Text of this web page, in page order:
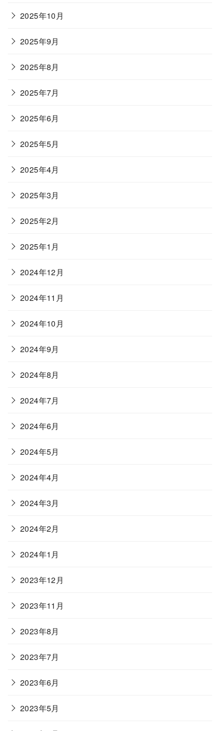
2025年10月
2025年9月
2025年8月
2025年7月
2025年6月
2025年5月
2025年4月
2025年3月
2025年2月
2025年1月
2024年12月
2024年11月
2024年10月
2024年9月
2024年8月
2024年7月
2024年6月
2024年5月
2024年4月
2024年3月
2024年2月
2024年1月
2023年12月
2023年11月
2023年8月
2023年7月
2023年6月
2023年5月